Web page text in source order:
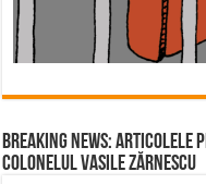
BREAKING NEWS: ARTICOLELE
COLONELUL VASILE ZĂRNESCU